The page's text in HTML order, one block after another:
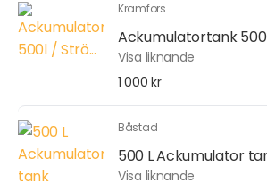
Kramfors
Ackumulatortank
Visa liknande
1 000 kr
Båstad
500 L Ackumulator
Visa liknande